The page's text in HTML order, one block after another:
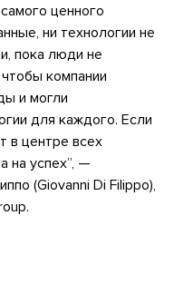
ценного
ни технологии не
пока люди не
компании
и могли
для каждого. Если
в центре всех
на успех”, —
(Giovanni Di Filippo),